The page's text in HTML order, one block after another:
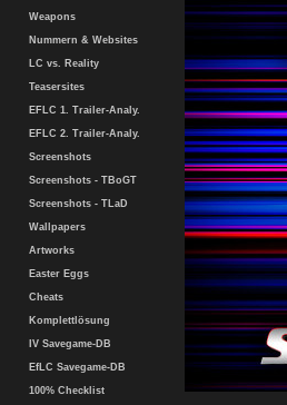
Weapons
Nummern & Websites
LC vs. Reality
Teasersites
EFLC 1. Trailer-Analy.
EFLC 2. Trailer-Analy.
Screenshots
Screenshots - TBoGT
Screenshots - TLaD
Wallpapers
Artworks
Easter Eggs
Cheats
Komplettlösung
IV Savegame-DB
EfLC Savegame-DB
100% Checklist